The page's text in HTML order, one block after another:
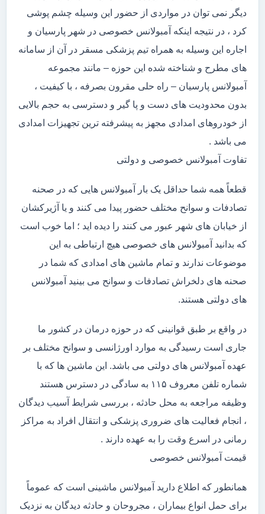
دیگر نمی توان در مواردی از حضور این وسیله چشم پوشی
کرد ، در نتیجه اینکه آمبولانس خصوصی در شهر پارسیان و
اجاره این وسیله به همراه تیم پزشکی مسقر در آن از سامانه
های مطرح و شناخته شده این حوزه – مانند مجموعه
آمبولانس پارسیان – راه حلی مقرون بصرفه ، با کیفیت ،
بدون محدودیت های دست و پا گیر و دسترسی به حجم بالایی
از خودروهای امدادی مجهز به پیشرفته ترین تجهیزات امدادی
می باشد .
تفاوت آمبولانس خصوصی و دولتی
قطعاً همه شما حداقل یک بار آمبولانس هایی که در صحنه
تصادفات و سوانح مختلف حضور پیدا می کنند و یا آژیرکشان
از خیابان های شهر عبور می کنند را دیده اید ؛ اما خوب است
که بدانید آمبولانس های خصوصی هیچ ارتباطی به این
موضوعات ندارند و تمام ماشین های امدادی که شما در
صحنه های دلخراش تصادفات و سوانح می بینید آمبولانس
های دولتی هستند.
در واقع بر طبق قوانینی که در حوزه درمان در کشور ما
جاری است رسیدگی به موارد اورژانسی و سوانح مختلف بر
عهده آمبولانس های دولتی می باشد. این ماشین ها که با
شماره تلفن معروف ۱۱۵ به سادگی در دسترس هستند
وظیفه مراجعه به محل حادثه ، بررسی شرایط آسیب دیدگان
، انجام فعالیت های ضروری پزشکی و انتقال افراد به مراکز
رمانی در اسرع وقت را به عهده دارند .
قیمت آمبولانس خصوصی
همانطور که اطلاع دارید آمبولانس ماشینی است که عموماً
برای حمل انواع بیماران ، مجروحان و حادثه دیدگان به نزدیک